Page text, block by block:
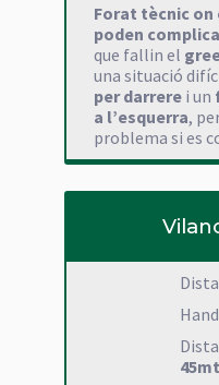
Forat tècnic on
poden
que fallin el
una situació
per darrere i un
a l’esquerra,
problema si es